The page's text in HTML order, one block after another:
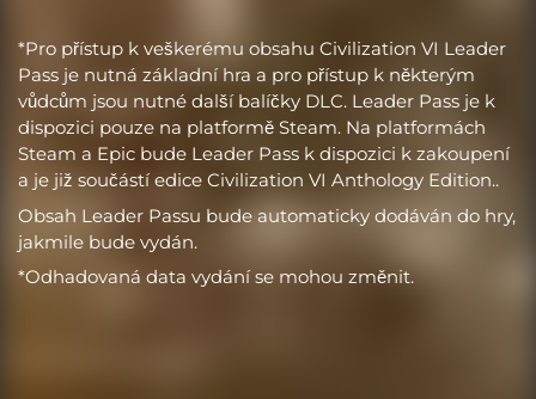
*Pro přístup k veškerému obsahu Civilization VI Leader
Pass je nutná základní hra a pro přístup k některým
vůdcům jsou nutné další balíčky DLC. Leader Pass je k
dispozici pouze na platformě Steam. Na platformách
Steam a Epic bude Leader Pass k dispozici k zakoupení
a je již součástí edice Civilization VI Anthology Edition..
Obsah Leader Passu bude automaticky dodáván do hry,
jakmile bude vydán.
*Odhadovaná data vydání se mohou změnit.